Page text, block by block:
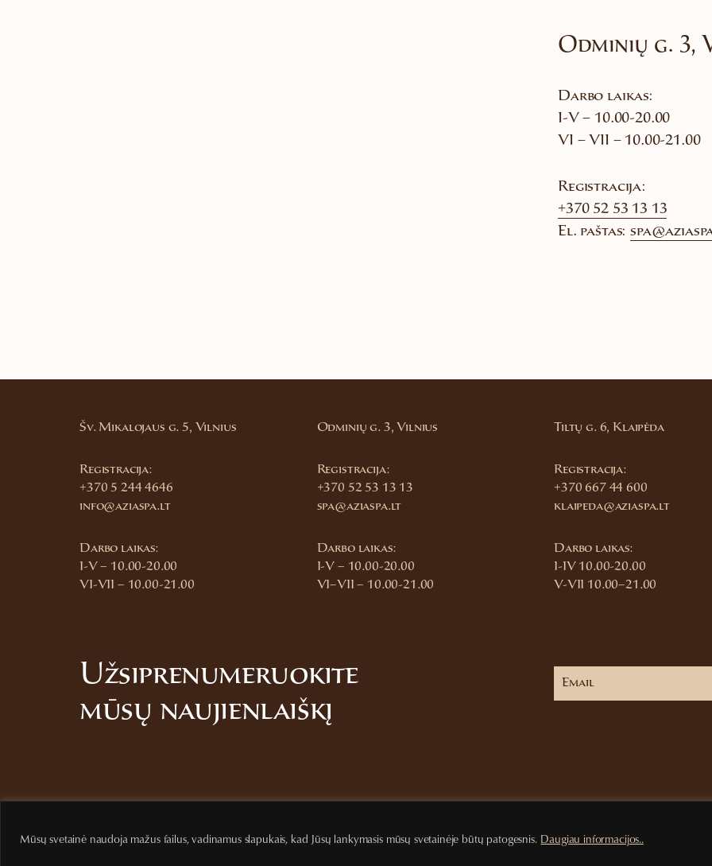
Mūsų svetainė naudoja mažus failus, vadinamus slapukais, kad Jūsų lankymasis mūsų svetainėje būtų patogesnis. Daugiau informacijos..
Odminių g. 3,
Darbo laikas:
I-V – 10.00-20.00
VI – VII – 10.00-21.00
Registracija:
+370 52 53 13 13
El. paštas:
Šv. Mikalojaus g. 5, Vilnius
Registracija:
+370 5 244 4646
info@aziaspa.lt
Darbo laikas:
I-V – 10.00-20.00
VI-VII – 10.00-21.00
Odminių g. 3, Vilnius
Registracija:
+370 52 53 13 13
spa@aziaspa.lt
Darbo laikas:
I-V – 10.00-20.00
VI–VII – 10.00-21.00
Tiltų g. 6, Klaipėda
Registracija:
+370 667 44 600
klaipeda@aziaspa.lt
Darbo laikas:
I-IV 10.00-20.00
V-VII 10.00–21.00
Užsiprenumeruokite
mūsų naujienlaiškį
Privatumo politikaPirkimo sąlygos